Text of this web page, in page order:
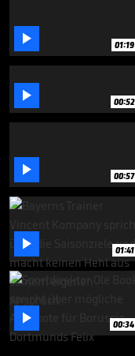
 01:19
 00:52
 00:57
 01:41
 00:34